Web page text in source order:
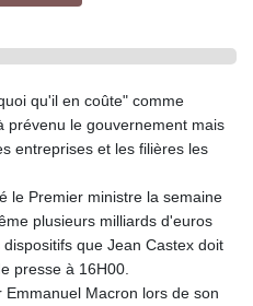
qu'il en coûte" comme
prévenu le gouvernement mais
entreprises et les filières les
le Premier ministre la semaine
plusieurs milliards d'euros
que Jean Castex doit
presse à 16H00.
Macron lors de son